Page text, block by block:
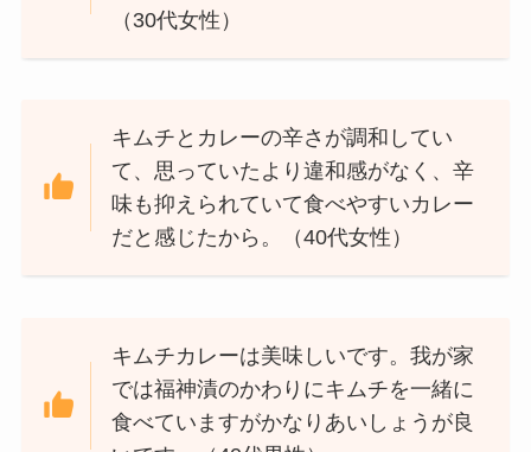
（30代女性）
キムチとカレーの辛さが調和してい
て、思っていたより違和感がなく、辛
味も抑えられていて食べやすいカレー
だと感じたから。（40代女性）
キムチカレーは美味しいです。我が家
では福神漬のかわりにキムチを一緒に
食べていますがかなりあいしょうが良